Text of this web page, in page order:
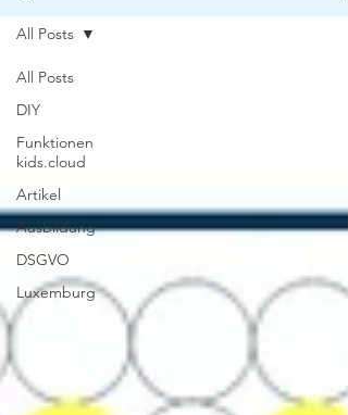
All Posts
DIY
Funktionen
kids.cloud
Artikel
Ausbildung
DSGVO
Luxemburg
All Posts